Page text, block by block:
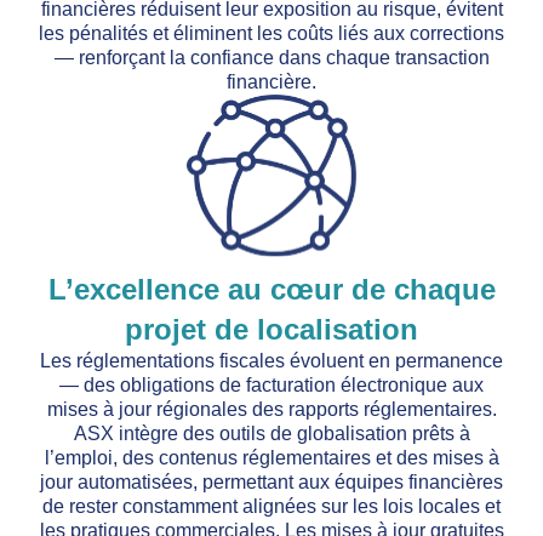
financières réduisent leur exposition au risque, évitent
les pénalités et éliminent les coûts liés aux corrections
— renforçant la confiance dans chaque transaction
financière.
L’excellence au cœur de chaque
projet de localisation
Les réglementations fiscales évoluent en permanence
— des obligations de facturation électronique aux
mises à jour régionales des rapports réglementaires.
ASX intègre des outils de globalisation prêts à
l’emploi, des contenus réglementaires et des mises à
jour automatisées, permettant aux équipes financières
de rester constamment alignées sur les lois locales et
les pratiques commerciales. Les mises à jour gratuites